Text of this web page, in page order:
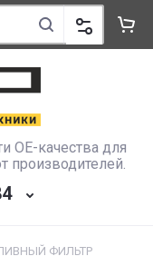
OE-качества для
производителей.
ФИЛЬТР